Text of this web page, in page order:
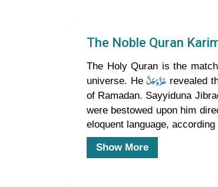
The Noble Quran
The Holy Quran is the
universe. Heعَزَّوَجَلَّ revealed
of Ramadan. Sayyiduna
were bestowed upon him
eloquent language,
Show More